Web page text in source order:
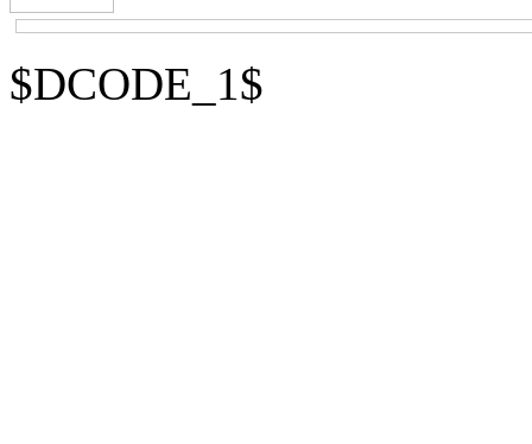
$DCODE_1$